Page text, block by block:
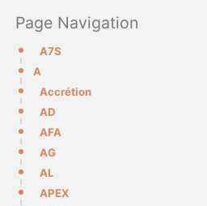
Page Navigation
A7S
A
Accrétion
AD
AFA
AG
AL
APEX